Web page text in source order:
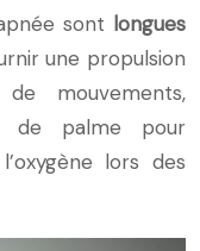
sont longues
une propulsion
mouvements,
de palme pour
lors des